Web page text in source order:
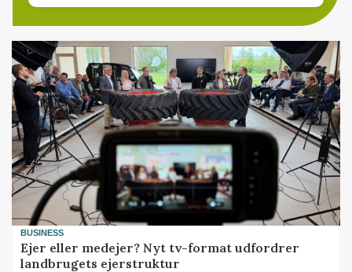
BUSINESS
Ejer eller medejer? Nyt tv-format udfordrer
landbrugets ejerstruktur